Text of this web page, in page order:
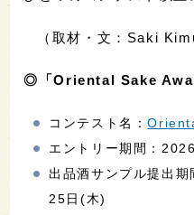
（取材・文：Saki
◎「Oriental Sake
コンテスト名：
エントリー期間：
出品酒サンプル提出
25日(木)